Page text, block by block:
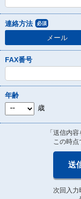
連絡方法 必須
メール
FAX番号
年齢
歳
「送信内
この時点
送
次回入力